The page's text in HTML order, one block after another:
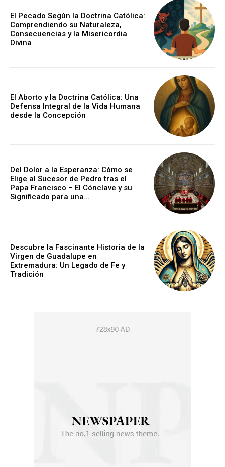
El Pecado Según la Doctrina Católica:
Comprendiendo su Naturaleza,
Consecuencias y la Misericordia
Divina
El Aborto y la Doctrina Católica: Una
Defensa Integral de la Vida Humana
desde la Concepción
Del Dolor a la Esperanza: Cómo se
Elige al Sucesor de Pedro tras el
Papa Francisco – El Cónclave y su
Significado para una...
Descubre la Fascinante Historia de la
Virgen de Guadalupe en
Extremadura: Un Legado de Fe y
Tradición